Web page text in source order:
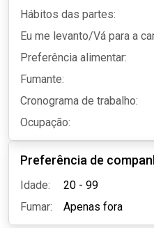
Hábitos das partes:
Eu me levanto/Vá para a
Preferência alimentar:
Fumante:
Cronograma de trabalho:
Ocupação:
Preferência de
Idade:
20 - 99
Fumar:
Apenas fora